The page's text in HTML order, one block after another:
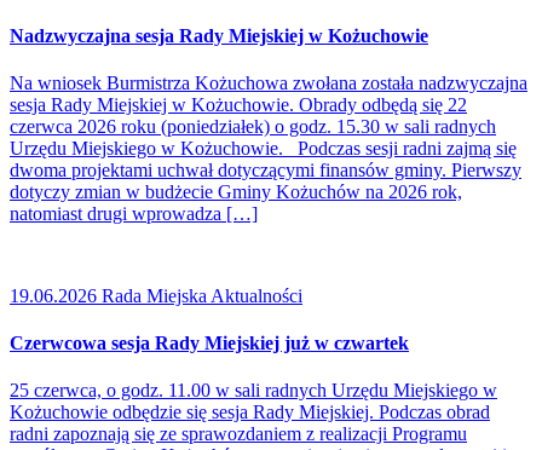
Nadzwyczajna sesja Rady Miejskiej w Kożuchowie
Na wniosek Burmistrza Kożuchowa zwołana została nadzwyczajna
sesja Rady Miejskiej w Kożuchowie. Obrady odbędą się 22
czerwca 2026 roku (poniedziałek) o godz. 15.30 w sali radnych
Urzędu Miejskiego w Kożuchowie. Podczas sesji radni zajmą się
dwoma projektami uchwał dotyczącymi finansów gminy. Pierwszy
dotyczy zmian w budżecie Gminy Kożuchów na 2026 rok,
natomiast drugi wprowadza […]
19.06.2026 Rada Miejska Aktualności
Czerwcowa sesja Rady Miejskiej już w czwartek
25 czerwca, o godz. 11.00 w sali radnych Urzędu Miejskiego w
Kożuchowie odbędzie się sesja Rady Miejskiej. Podczas obrad
radni zapoznają się ze sprawozdaniem z realizacji Programu